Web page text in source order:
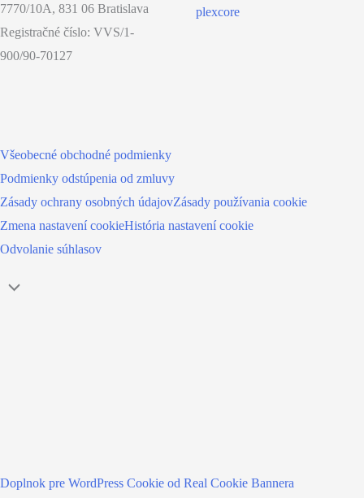
7770/10A, 831 06 Bratislava
Registračné číslo: VVS/1-
900/90-70127
plexcore
Všeobecné obchodné podmienky
Podmienky odstúpenia od zmluvy
Zásady ochrany osobných údajovZásady používania cookie
Zmena nastavení cookieHistória nastavení cookie
Odvolanie súhlasov
Doplnok pre WordPress Cookie od Real Cookie Bannera